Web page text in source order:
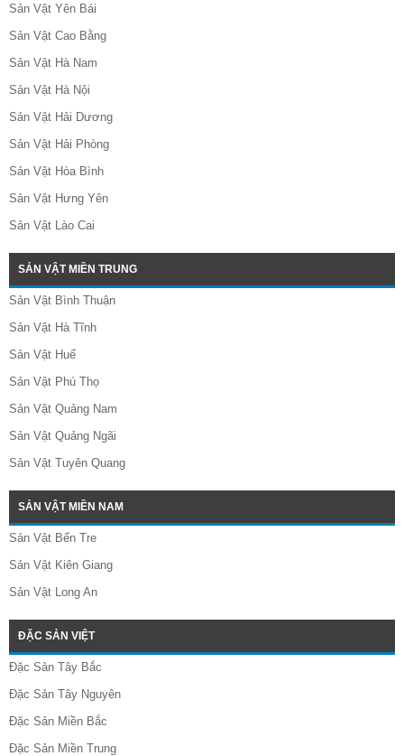
Sản Vật Yên Bái
Sản Vật Cao Bằng
Sản Vật Hà Nam
Sản Vật Hà Nội
Sản Vật Hải Dương
Sản Vật Hải Phòng
Sản Vật Hòa Bình
Sản Vật Hưng Yên
Sản Vật Lào Cai
SẢN VẬT MIỀN TRUNG
Sản Vật Bình Thuận
Sản Vật Hà Tĩnh
Sản Vật Huế
Sản Vật Phú Thọ
Sản Vật Quảng Nam
Sản Vật Quảng Ngãi
Sản Vật Tuyên Quang
SẢN VẬT MIỀN NAM
Sản Vật Bến Tre
Sản Vật Kiên Giang
Sản Vật Long An
ĐẶC SẢN VIỆT
Đặc Sản Tây Bắc
Đặc Sản Tây Nguyên
Đặc Sản Miền Bắc
Đặc Sản Miền Trung